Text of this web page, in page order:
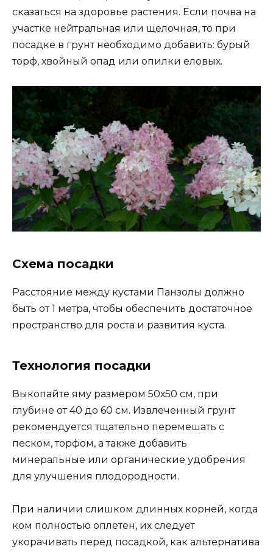
сказаться на здоровье растения. Если почва на
участке нейтральная или щелочная, то при
посадке в грунт необходимо добавить: бурый
торф, хвойный опад или опилки еловых.
Схема посадки
Расстояние между кустами Панзолы должно
быть от 1 метра, чтобы обеспечить достаточное
пространство для роста и развития куста.
Технология посадки
Выкопайте яму размером 50х50 см, при
глубине от 40 до 60 см. Извлеченный грунт
рекомендуется тщательно перемешать с
песком, торфом, а также добавить
минеральные или органические удобрения
для улучшения плодородности.
При наличии слишком длинных корней, когда
ком полностью оплетен, их следует
укорачивать перед посадкой, как альтернатива